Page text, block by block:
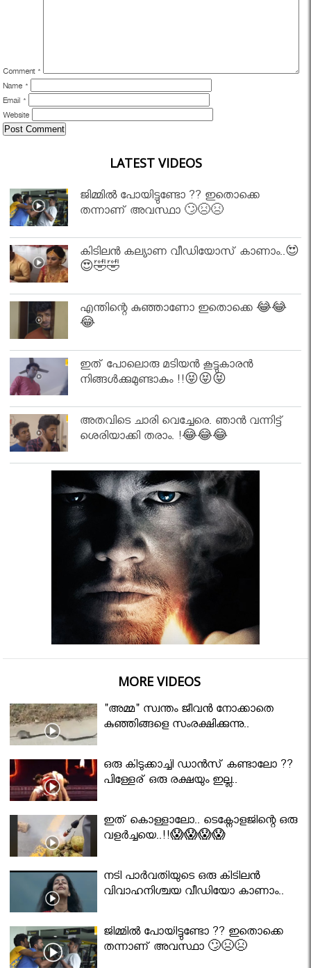
Comment *
Name *
Email *
Website
LATEST VIDEOS
ജിമ്മിൽ പോയിട്ടുണ്ടോ ?? ഇതൊക്കെ
തന്നാണ് അവസ്ഥാ 🙄😣😣
കിടിലൻ കല്യാണ വീഡിയോസ് കാണാം..😍
😍🤣🤣
എന്തിന്റെ കുഞ്ഞാണോ ഇതൊക്കെ 😂😂
😂
ഇത് പോലൊരു മടിയൻ കൂട്ടുകാരൻ
നിങ്ങൾക്കുമുണ്ടാകും !!😝😝😝
അതവിടെ ചാരി വെച്ചേരെ. ഞാൻ വന്നിട്ട്
ശെരിയാക്കി തരാം. !😂😂😂
MORE VIDEOS
"അമ്മ" സ്വന്തം ജീവൻ നോക്കാതെ
കുഞ്ഞിങ്ങളെ സംരക്ഷിക്കുന്നു..
ഒരു കിടുക്കാച്ചി ഡാൻസ് കണ്ടാലോ ??
പിള്ളേര് ഒരു രക്ഷയും ഇല്ല..
ഇത് കൊള്ളാലോ.. ടെക്നോളജിന്റെ ഒരു
വളർച്ചയെ..!!😱😱😱😱
നടി പാർവതിയുടെ ഒരു കിടിലൻ
വിവാഹനിശ്ചയ വീഡിയോ കാണാം..
ജിമ്മിൽ പോയിട്ടുണ്ടോ ?? ഇതൊക്കെ
തന്നാണ് അവസ്ഥാ 🙄😣😣